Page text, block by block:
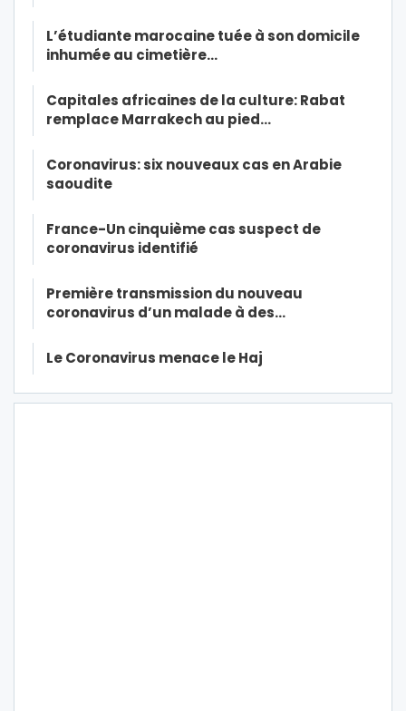
L’étudiante marocaine tuée à son domicile
inhumée au cimetière…
Capitales africaines de la culture: Rabat
remplace Marrakech au pied…
Coronavirus: six nouveaux cas en Arabie
saoudite
France-Un cinquième cas suspect de
coronavirus identifié
Première transmission du nouveau
coronavirus d’un malade à des…
Le Coronavirus menace le Haj